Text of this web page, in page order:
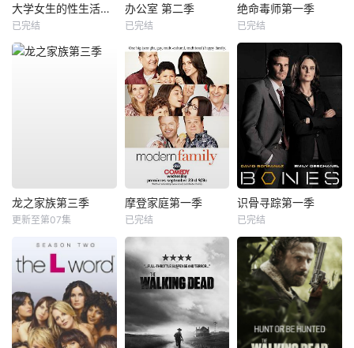
大学女生的性生活第一季
已完结
办公室 第二季
已完结
绝命毒师第一季
已完结
龙之家族第三季
更新至第07集
摩登家庭第一季
已完结
识骨寻踪第一季
已完结